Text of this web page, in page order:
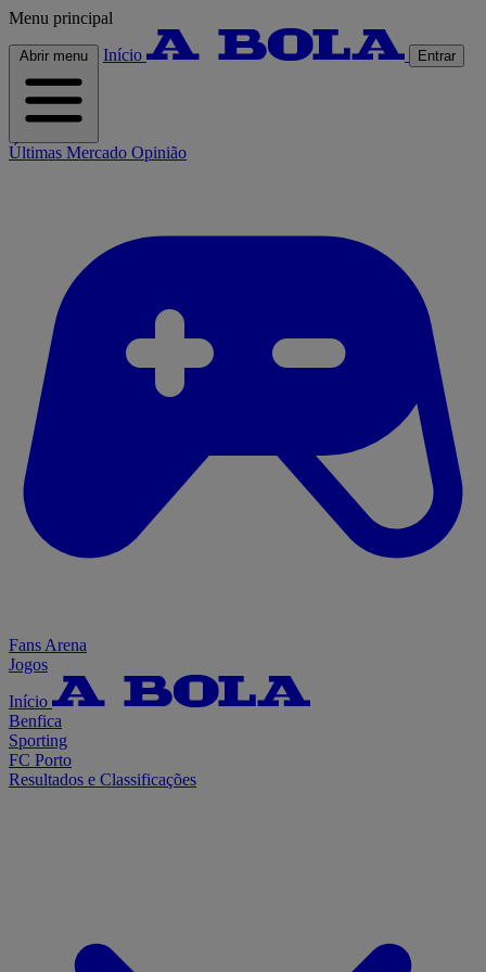
Menu principal
Abrir menu Início Entrar
Últimas Mercado Opinião
Fans Arena
Jogos
Início
Benfica
Sporting
FC Porto
Resultados e Classificações